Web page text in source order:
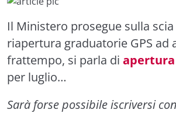
Il Ministero prosegue sulla
riapertura graduatorie GPS ad
frattempo, si parla di apertura
per luglio…
Sarà forse possibile iscriversi